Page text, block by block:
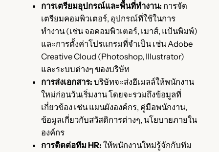
การเตรียมอุปกรณ์และพื้นที่ทำงาน: การจัด
เตรียมคอมพิวเตอร์, อุปกรณ์ที่ใช้ในการ
ทำงาน (เช่น จอคอมพิวเตอร์, เมาส์, แป้นพิมพ์)
และการตั้งค่าโปรแกรมที่จำเป็น เช่น Adobe
Creative Cloud (Photoshop, Illustrator)
และระบบต่างๆ ของบริษัท
การส่งเอกสาร: บริษัทจะส่งอีเมลล์ให้พนักงาน
ใหม่ก่อนวันเริ่มงาน โดยจะรวมถึงข้อมูลที่
เกี่ยวข้อง เช่น แผนผังองค์กร, คู่มือพนักงาน,
ข้อมูลเกี่ยวกับสวัสดิการต่างๆ, นโยบายภายใน
องค์กร
การติดต่อทีม HR: ให้พนักงานใหม่รู้จักกับทีม